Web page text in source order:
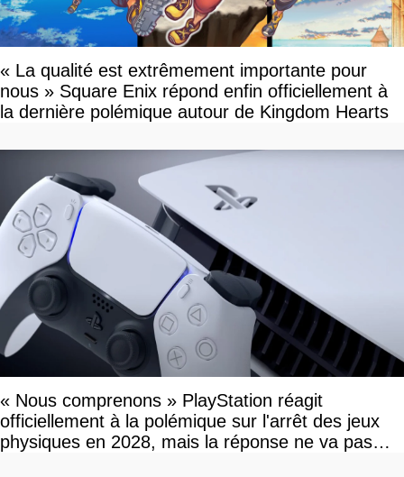
« La qualité est extrêmement importante pour
nous » Square Enix répond enfin officiellement à
la dernière polémique autour de Kingdom Hearts
« Nous comprenons » PlayStation réagit
officiellement à la polémique sur l'arrêt des jeux
physiques en 2028, mais la réponse ne va pas